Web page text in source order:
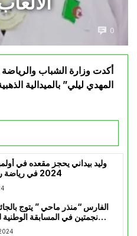
0
أكدت وزارة الشباب
المهدي ليلي” بالميدالية
وليد بيداني يحجز مقعده في
2024 في رياضة رفع الأثقال
الفارس “منذر ماحي ” يتوج
نجمتين في المسابقة